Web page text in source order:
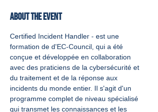
About the event
Certified Incident Handler - est une
formation de d'EC-Council, qui a été
conçue et développée en collaboration
avec des praticiens de la cybersécurité et
du traitement et de la réponse aux
incidents du monde entier. Il s'agit d'un
programme complet de niveau spécialisé
qui transmet les connaissances et les